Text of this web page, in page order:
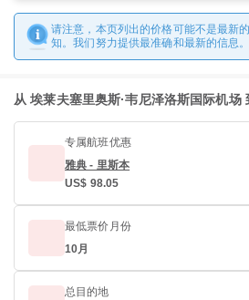
请注意，本页列出的价格可能不是最新
知。我们努力提供最准确和最新的信息。
从 埃莱夫塞里奥斯·韦尼泽洛斯国际机场
专属航班优惠
雅典 - 里斯本
US$ 98.05
最低票价月份
10月
总目的地